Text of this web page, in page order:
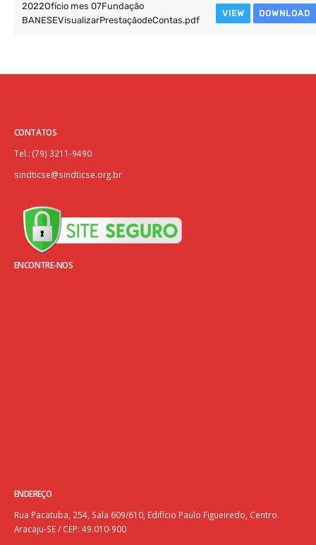
2022Ofício mes 07Fundação
BANESEVisualizarPrestaçãodeContas.pdf
VIEW DOWNLOAD
CONTATOS
Tel.: (79) 3211-9490
sindticse@sindticse.org.br
ENCONTRE-NOS
ENDEREÇO
Rua Pacatuba, 254, Sala 609/610, Edifício Paulo Figueiredo, Centro.
Aracaju-SE / CEP: 49.010-900